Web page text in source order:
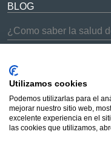
BLOG
¿Como saber la salud
Cómo arreglar los
¿Los AirPods no se
Solucionado
Utilizamos cookies
Podemos utilizarlas para el
mejorar nuestro sitio web,
excelente experiencia en el
las cookies que utilizamos,